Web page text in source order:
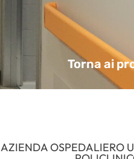
Torna ai
AZIENDA OSPEDALIERO